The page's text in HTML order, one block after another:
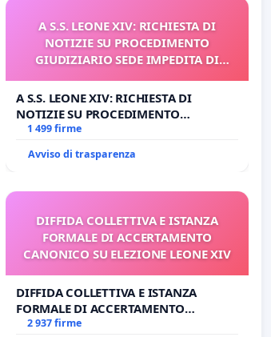
A S.S. LEONE XIV: RICHIESTA DI
NOTIZIE SU PROCEDIMENTO
GIUDIZIARIO SEDE IMPEDITA DI
A S.S. LEONE XIV: RICHIESTA DI
NOTIZIE SU PROCEDIMENTO
GIUDIZIARIO SEDE IMPEDITA DI
1 499 firme
Avviso di trasparenza
DIFFIDA COLLETTIVA E ISTANZA
FORMALE DI ACCERTAMENTO
CANONICO SU ELEZIONE LEONE XIV
DIFFIDA COLLETTIVA E ISTANZA
FORMALE DI ACCERTAMENTO
CANONICO SU ELEZIONE LEONE XIV
2 937 firme